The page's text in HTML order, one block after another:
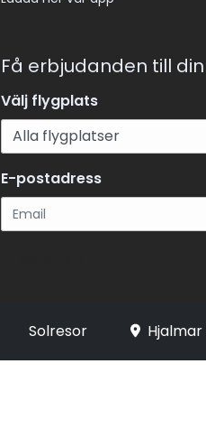
Få erbjudanden till
Välj flygplats
E-postadress
Solresor